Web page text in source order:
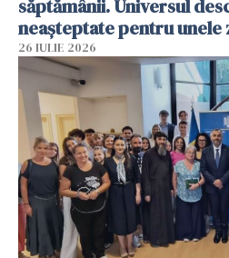
săptămânii. Universul
neașteptate pentru unele
26 IULIE 2026